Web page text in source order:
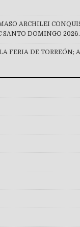
ARCHILEI
SANTO DOMINGO 2026.
LA FERIA DE